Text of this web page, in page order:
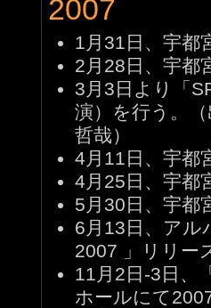
2007
1月31日、宇都
2月28日、宇都
3月3日より「
演）を行う。
哲哉）
4月11日、宇都
4月25日、宇都
5月30日、宇都
6月13日、アル
2007 」リリー
11月2日-3日、
ホールにて